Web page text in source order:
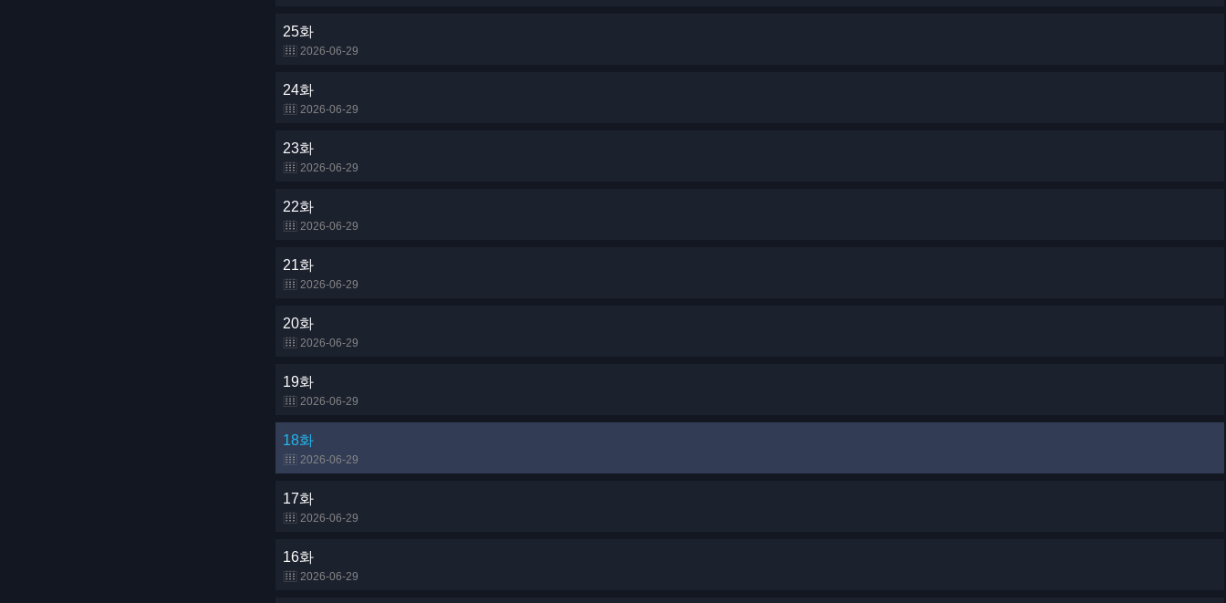
25화
2026-06-29
24화
2026-06-29
23화
2026-06-29
22화
2026-06-29
21화
2026-06-29
20화
2026-06-29
19화
2026-06-29
18화
2026-06-29
17화
2026-06-29
16화
2026-06-29